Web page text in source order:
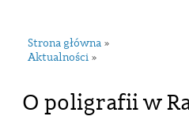
Strona główna »
Aktualności »
O poligrafii w